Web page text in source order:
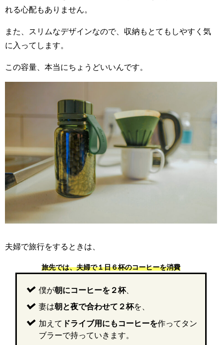
れる心配もありません。
また、スリムなデザインなので、収納もとてもしやすく気
に入ってします。
この容量、本当にちょうどいいんです。
夫婦で旅行をするときは、
旅先では、夫婦で１日６杯のコーヒーを消費
僕が朝にコーヒーを２杯、
妻は朝と夜で合わせて２杯を、
加えて ドライブ用にもコーヒーを作ってタン
ブラーで持っていきます。